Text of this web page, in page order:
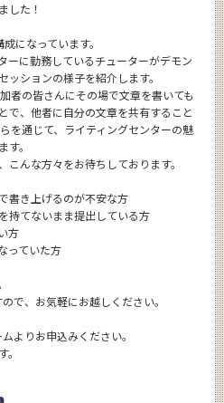
した！
になっています。
ーに勤務しているチューターがデモン
ションの様子を紹介します。
者の皆さんにその場で文章を書いても
で、他者に自分の文章を共有すること
を通じて、ライティングセンターの魅
。
んな方々をお待ちしております。
書き上げるのが不安な方
持てないまま提出している方
方
っていた方
で、お気軽にお越しください。
よりお申込みください。